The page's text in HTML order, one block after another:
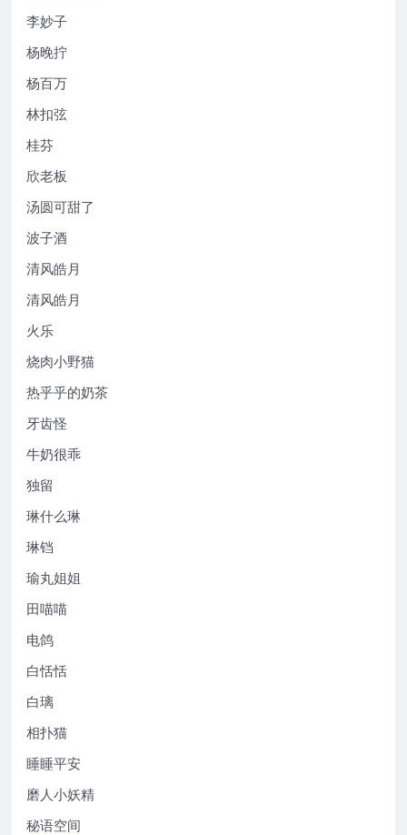
李妙子
杨晚拧
杨百万
林扣弦
桂芬
欣老板
汤圆可甜了
波子酒
清风皓月
清风皓月
火乐
烧肉小野猫
热乎乎的奶茶
牙齿怪
牛奶很乖
独留
琳什么琳
琳铛
瑜丸姐姐
田喵喵
电鸽
白恬恬
白璃
相扑猫
睡睡平安
磨人小妖精
秘语空间